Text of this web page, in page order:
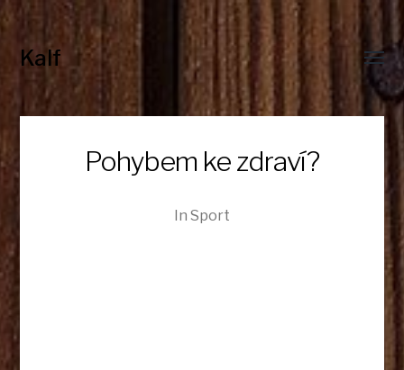
Kalf
menu
Pohybem ke zdraví?
In Sport